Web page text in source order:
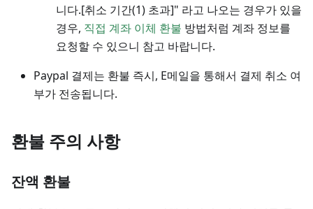
니다.[취소 기간(1) 초과]" 라고 나오는 경우가 있을
경우, 직접 계좌 이체 환불 방법처럼 계좌 정보를
요청할 수 있으니 참고 바랍니다.
Paypal 결제는 환불 즉시, E메일을 통해서 결제 취소 여
부가 전송됩니다.
환불 주의 사항
잔액 환불